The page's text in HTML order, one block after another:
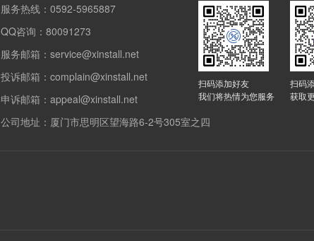
服务热线：0592-5965887
QQ咨询：80091273
服务邮箱：service@xinstall.net
投诉邮箱：complain@xinstall.net
申诉邮箱：appeal@xinstall.net
公司地址：厦门市思明区望海路6-2号305室之四
扫码添加好友
我们将热情为您服务
扫码
获取